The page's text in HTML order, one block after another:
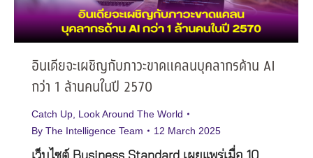
อินเดียจะเผชิญกับภาวะขาดแคลนบุคลากรด้าน AI
กว่า 1 ล้านคนในปี 2570
Catch Up Look Around The World
By The Intelligence Team 12 March 2025